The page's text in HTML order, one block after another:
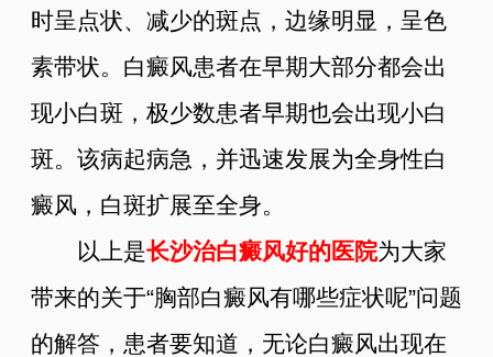
时呈点状、减少的斑点，边缘明显，呈色
素带状。白癜风患者在早期大部分都会出
现小白斑，极少数患者早期也会出现小白
斑。该病起病急，并迅速发展为全身性白
癜风，白斑扩展至全身。
以上是长沙治白癜风好的医院为大家
带来的关于“胸部白癜风有哪些症状呢”问题
的解答，患者要知道，无论白癜风出现在